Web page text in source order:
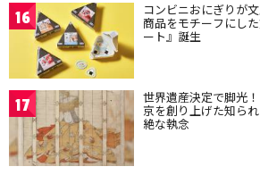
16 コンビニおにぎりが
商品をモチーフにし
ート』誕生
17 世界遺産決定で脚光
京を創り上げた知ら
絶な執念